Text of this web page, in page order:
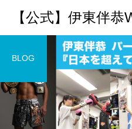
【公式】伊東伴恭
BLOG